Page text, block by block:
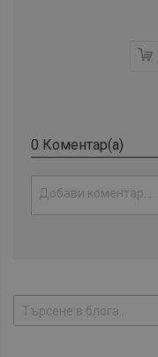
0 Коментар(а)